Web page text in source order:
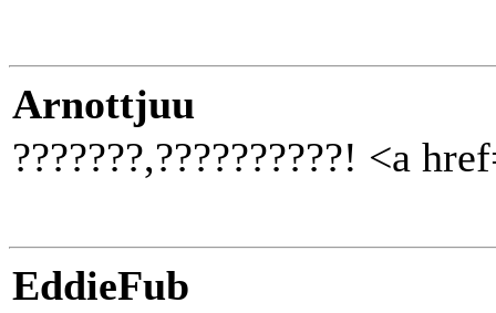
Arnottjuu
???????,??????????! <a
EddieFub